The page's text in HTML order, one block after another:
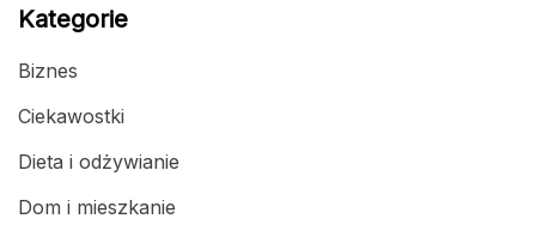
Kategorie
Biznes
Ciekawostki
Dieta i odżywianie
Dom i mieszkanie